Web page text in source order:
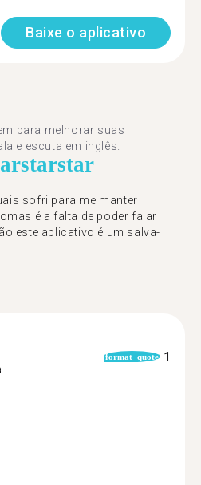
Baixe o aplicativo
para melhorar suas
e escuta em inglês.
starstar
sofri para me manter
é a falta de poder falar
este aplicativo é um salva-
format_quote 1